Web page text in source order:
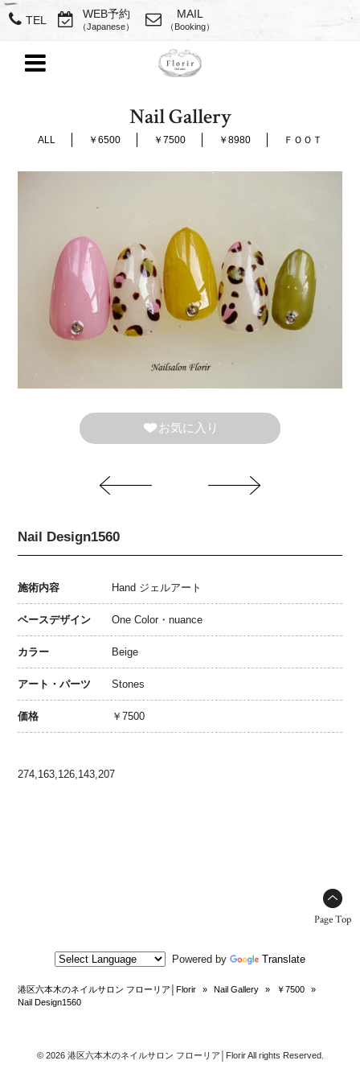
TEL WEB予約
（Japanese）
MAIL
（Booking）
Nail Gallery
ALL ￥6500 ￥7500 ￥8980 ＦＯＯＴ
お気に入り
Nail Design1560
施術内容 Hand ジェルアート
ベースデザイン One Color・nuance
カラー Beige
アート・パーツ Stones
価格 ￥7500
274,163,126,143,207
Page Top
Powered by Translate
港区六本木のネイルサロン フローリア│Florir » Nail Gallery » ￥7500
»
Nail Design1560
© 2026 港区六本木のネイルサロン フローリア│Florir All rights Reserved.